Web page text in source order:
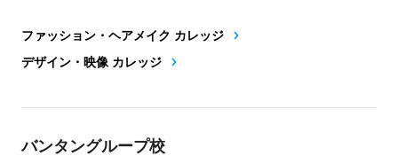
ファッション・ヘアメイク カレッジ
デザイン・映像 カレッジ
バンタングループ校